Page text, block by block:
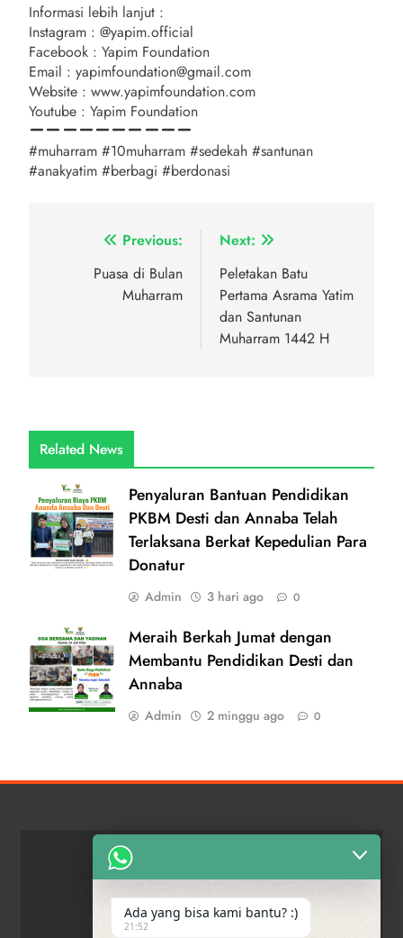
Informasi lebih lanjut :
Instagram : @yapim.official
Facebook : Yapim Foundation
Email : yapimfoundation@gmail.com
Website : www.yapimfoundation.com
Youtube : Yapim Foundation
#muharram #10muharram #sedekah #santunan
#anakyatim #berbagi #berdonasi
NavigasiPrevious:
Puasa di Bulan
Muharram
Next:
Peletakan Batu
Pertama Asrama Yatim
dan Santunan
Muharram 1442 H
Related News
Penyaluran Bantuan Pendidikan
PKBM Desti dan Annaba Telah
Terlaksana Berkat Kepedulian Para
Donatur
Admin 3 hari ago 0
Meraih Berkah Jumat dengan
Membantu Pendidikan Desti dan
Annaba
Admin 2 minggu ago 0
Ada yang bisa kami bantu? :)
21:52